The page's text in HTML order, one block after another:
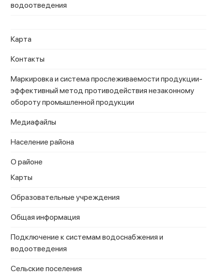
водоотведения
Карта
Контакты
Маркировка и система прослеживаемости продукции-
эффективный метод противодействия незаконному
обороту промышленной продукции
Медиафайлы
Население района
О районе
Карты
Образовательные учреждения
Общая информация
Подключение к системам водоснабжения и
водоотведения
Сельские поселения